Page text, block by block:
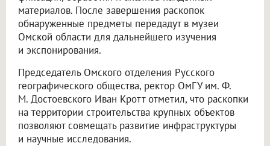
материалов. После завершения раскопок
обнаруженные предметы передадут в музеи
Омской области для дальнейшего изучения
и экспонирования.
Председатель Омского отделения Русского
географического общества, ректор ОмГУ им. Ф.
М. Достоевского Иван Кротт отметил, что раскопки
на территории строительства крупных объектов
позволяют совмещать развитие инфраструктуры
и научные исследования.